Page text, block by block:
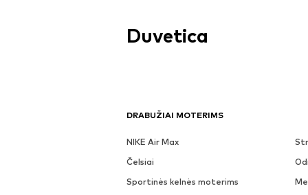
DRABUŽIAI MOTERIMS
NIKE Air Max
Čelsiai
Sportinės kelnės moterims
Duvetica